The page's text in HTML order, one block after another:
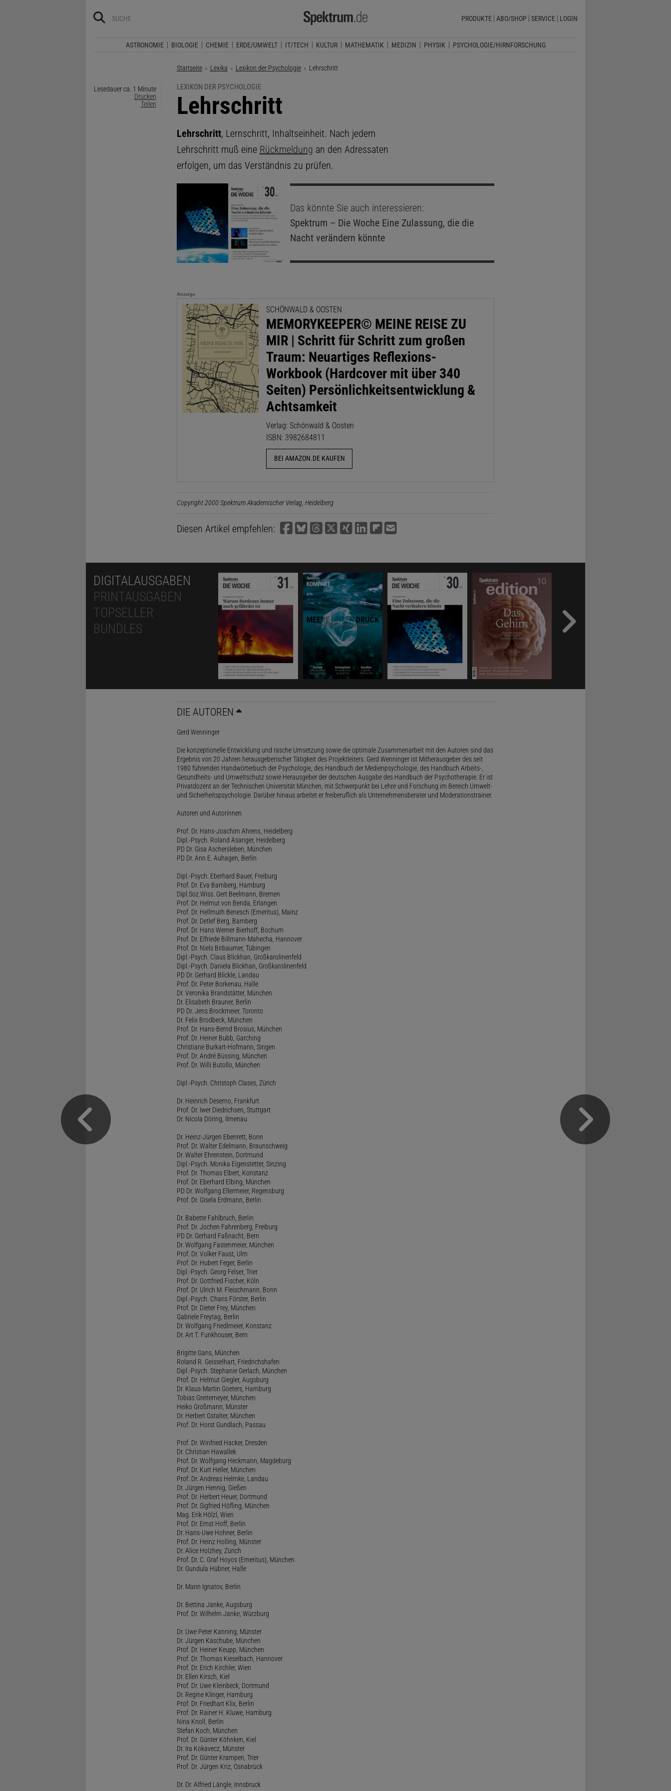
PRODUKTE ABO/SHOP SERVICE LOGIN
ASTRONOMIE BIOLOGIE CHEMIE ERDE/UMWELT IT/TECH KULTUR MATHEMATIK MEDIZIN PHYSIK PSYCHOLOGIE/HIRNFORSCHUNG
Startseite Lexika Lexikon der Psychologie Aktuelle Seite:
Lehrschritt
Lesedauer ca. 1 Minute
Drucken
Teilen
LEXIKON DER PSYCHOLOGIE
:
Lehrschritt
Lehrschritt, Lernschritt, Inhaltseinheit. Nach jedem
Lehrschritt muß eine Rückmeldung an den Adressaten
erfolgen, um das Verständnis zu prüfen.
Das könnte Sie auch interessieren:
Spektrum – Die WocheEine Zulassung, die die
Nacht verändern könnte
Anzeige
SCHÖNWALD & OOSTEN
MEMORYKEEPER© MEINE REISE ZU
MIR | Schritt für Schritt zum großen
Traum: Neuartiges Reflexions-
Workbook (Hardcover mit über 340
Seiten) Persönlichkeitsentwicklung &
Achtsamkeit
Verlag: Schönwald & Oosten
ISBN: 3982684811
BEI AMAZON.DE KAUFEN
Copyright 2000 Spektrum Akademischer Verlag, Heidelberg
Diesen Artikel empfehlen:
DIGITALAUSGABEN
PRINTAUSGABEN
TOPSELLER
BUNDLES
DIE AUTOREN
Gerd Wenninger
Die konzeptionelle Entwicklung und rasche Umsetzung sowie die optimale Zusammenarbeit mit den Autoren sind das
Ergebnis von 20 Jahren herausgeberischer Tätigkeit des Projektleiters. Gerd Wenninger ist Mitherausgeber des seit
1980 führenden Handwörterbuch der Psychologie, des Handbuch der Medienpsychologie, des Handbuch Arbeits-,
Gesundheits- und Umweltschutz sowie Herausgeber der deutschen Ausgabe des Handbuch der Psychotherapie. Er ist
Privatdozent an der Technischen Universität München, mit Schwerpunkt bei Lehre und Forschung im Bereich Umwelt-
und Sicherheitspsychologie. Darüber hinaus arbeitet er freiberuflich als Unternehmensberater und Moderationstrainer.
Autoren und Autorinnen
Prof. Dr. Hans-Joachim Ahrens, Heidelberg
Dipl.-Psych. Roland Asanger, Heidelberg
PD Dr. Gisa Aschersleben, München
PD Dr. Ann E. Auhagen, Berlin
Dipl.-Psych. Eberhard Bauer, Freiburg
Prof. Dr. Eva Bamberg, Hamburg
Dipl.Soz.Wiss. Gert Beelmann, Bremen
Prof. Dr. Helmut von Benda, Erlangen
Prof. Dr. Hellmuth Benesch (Emeritus), Mainz
Prof. Dr. Detlef Berg, Bamberg
Prof. Dr. Hans Werner Bierhoff, Bochum
Prof. Dr. Elfriede Billmann-Mahecha, Hannover
Prof. Dr. Niels Birbaumer, Tübingen
Dipl.-Psych. Claus Blickhan, Großkarolinenfeld
Dipl.-Psych. Daniela Blickhan, Großkarolinenfeld
PD Dr. Gerhard Blickle, Landau
Prof. Dr. Peter Borkenau, Halle
Dr. Veronika Brandstätter, München
Dr. Elisabeth Brauner, Berlin
PD Dr. Jens Brockmeier, Toronto
Dr. Felix Brodbeck, München
Prof. Dr. Hans-Bernd Brosius, München
Prof. Dr. Heiner Bubb, Garching
Christiane Burkart-Hofmann, Singen
Prof. Dr. André Büssing, München
Prof. Dr. Willi Butollo, München
Dipl.-Psych. Christoph Clases, Zürich
Dr. Heinrich Deserno, Frankfurt
Prof. Dr. Iwer Diedrichsen, Stuttgart
Dr. Nicola Döring, Ilmenau
Dr. Heinz-Jürgen Ebenrett, Bonn
Prof. Dr. Walter Edelmann, Braunschweig
Dr. Walter Ehrenstein, Dortmund
Dipl.-Psych. Monika Eigenstetter, Sinzing
Prof. Dr. Thomas Elbert, Konstanz
Prof. Dr. Eberhard Elbing, München
PD Dr. Wolfgang Ellermeier, Regensburg
Prof. Dr. Gisela Erdmann, Berlin
Dr. Babette Fahlbruch, Berlin
Prof. Dr. Jochen Fahrenberg, Freiburg
PD Dr. Gerhard Faßnacht, Bern
Dr. Wolfgang Fastenmeier, München
Prof. Dr. Volker Faust, Ulm
Prof. Dr. Hubert Feger, Berlin
Dipl.-Psych. Georg Felser, Trier
Prof. Dr. Gottfried Fischer, Köln
Prof. Dr. Ulrich M. Fleischmann, Bonn
Dipl.-Psych. Charis Förster, Berlin
Prof. Dr. Dieter Frey, München
Gabriele Freytag, Berlin
Dr. Wolfgang Friedlmeier, Konstanz
Dr. Art T. Funkhouser, Bern
Brigitte Gans, München
Roland R. Geisselhart, Friedrichshafen
Dipl.-Psych. Stephanie Gerlach, München
Prof. Dr. Helmut Giegler, Augsburg
Dr. Klaus-Martin Goeters, Hamburg
Tobias Greitemeyer, München
Heiko Großmann, Münster
Dr. Herbert Gstalter, München
Prof. Dr. Horst Gundlach, Passau
Prof. Dr. Winfried Hacker, Dresden
Dr. Christian Hawallek
Prof. Dr. Wolfgang Heckmann, Magdeburg
Prof. Dr. Kurt Heller, München
Prof. Dr. Andreas Helmke, Landau
Dr. Jürgen Hennig, Gießen
Prof. Dr. Herbert Heuer, Dortmund
Prof. Dr. Sigfried Höfling, München
Mag. Erik Hölzl, Wien
Prof. Dr. Ernst Hoff, Berlin
Dr. Hans-Uwe Hohner, Berlin
Prof. Dr. Heinz Holling, Münster
Dr. Alice Holzhey, Zürich
Prof. Dr. C. Graf Hoyos (Emeritus), München
Dr. Gundula Hübner, Halle
Dr. Marin Ignatov, Berlin
Dr. Bettina Janke, Augsburg
Prof. Dr. Wilhelm Janke, Würzburg
Dr. Uwe Peter Kanning, Münster
Dr. Jürgen Kaschube, München
Prof. Dr. Heiner Keupp, München
Prof. Dr. Thomas Kieselbach, Hannover
Prof. Dr. Erich Kirchler, Wien
Dr. Ellen Kirsch, Kiel
Prof. Dr. Uwe Kleinbeck, Dortmund
Dr. Regine Klinger, Hamburg
Prof. Dr. Friedhart Klix, Berlin
Prof. Dr. Rainer H. Kluwe, Hamburg
Nina Knoll, Berlin
Stefan Koch, München
Prof. Dr. Günter Köhnken, Kiel
Dr. Ira Kokavecz, Münster
Prof. Dr. Günter Krampen, Trier
Prof. Dr. Jürgen Kriz, Osnabrück
Dr. Dr. Alfried Längle, Innsbruck